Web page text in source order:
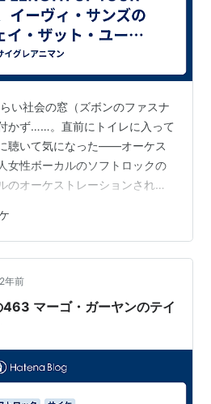
い社会の窓（ズボンのファスナ
かず……。直前にトイレに入って
聴いて気になった――オーケス
女性ボーカルのソフトロックの
のオーケストレーションされた
カルのメモ。 標題：（保留） 分
＞サイケ＞ソフトロック ■題
OF YOUR WILDNESS 名前：
メリカ 発表年：1969年 製作
■曲目：01. PRIMR…
2年前
マーゴ・ガーヤンのテイ